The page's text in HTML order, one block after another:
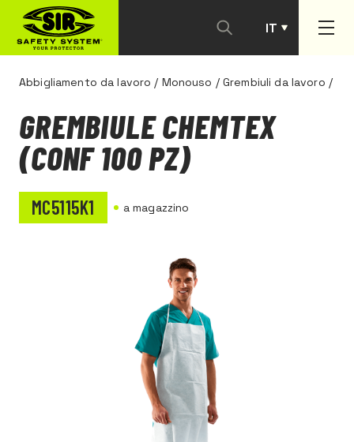
IT
PT
Abbigliamento da lavoro / Monouso /Grembiuli da lavoro /
GREMBIULE CHEMTEX
(CONF 100 PZ)
MC5115K1 a magazzino